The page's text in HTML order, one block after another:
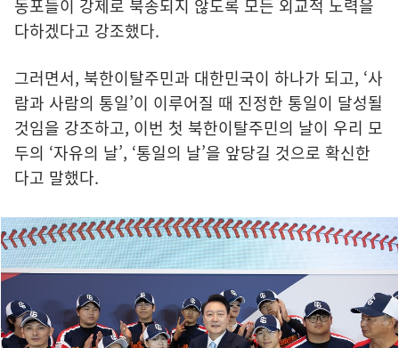
동포들이 강제로 북송되지 않도록 모든 외교적 노력을
다하겠다고 강조했다.
그러면서, 북한이탈주민과 대한민국이 하나가 되고, ‘사
람과 사람의 통일’이 이루어질 때 진정한 통일이 달성될
것임을 강조하고, 이번 첫 북한이탈주민의 날이 우리 모
두의 ‘자유의 날’, ‘통일의 날’을 앞당길 것으로 확신한
다고 말했다.